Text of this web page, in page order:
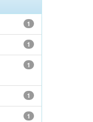
1
1
1
1
1